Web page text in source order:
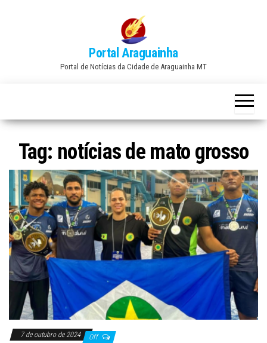
Portal Araguainha
Portal de Notícias da Cidade de Araguainha MT
Tag: notícias de mato grosso
7 de outubro de 2024 Off